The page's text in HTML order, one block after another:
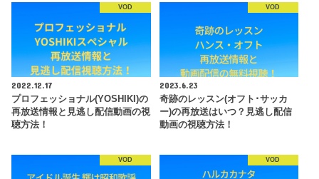
VOD
2022.12.17
プロフェッショナル(YOSHIKI)の
再放送情報と見逃し配信動画の視
聴方法！
VOD
2023.6.23
奇跡のレッスン(オフト･サッカ
ー)の再放送はいつ？見逃し配信
動画の視聴方法！
VOD VOD